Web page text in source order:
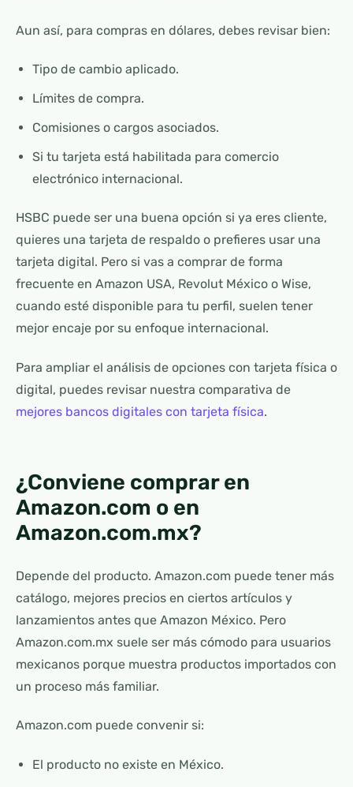
Aun así, para compras en dólares, debes revisar bien:
Tipo de cambio aplicado.
Límites de compra.
Comisiones o cargos asociados.
Si tu tarjeta está habilitada para comercio
electrónico internacional.
HSBC puede ser una buena opción si ya eres cliente,
quieres una tarjeta de respaldo o prefieres usar una
tarjeta digital. Pero si vas a comprar de forma
frecuente en Amazon USA, Revolut México o Wise,
cuando esté disponible para tu perfil, suelen tener
mejor encaje por su enfoque internacional.
Para ampliar el análisis de opciones con tarjeta física o
digital, puedes revisar nuestra comparativa de
mejores bancos digitales con tarjeta física.
¿Conviene comprar en
Amazon.com o en
Amazon.com.mx?
Depende del producto. Amazon.com puede tener más
catálogo, mejores precios en ciertos artículos y
lanzamientos antes que Amazon México. Pero
Amazon.com.mx suele ser más cómodo para usuarios
mexicanos porque muestra productos importados con
un proceso más familiar.
Amazon.com puede convenir si:
El producto no existe en México.